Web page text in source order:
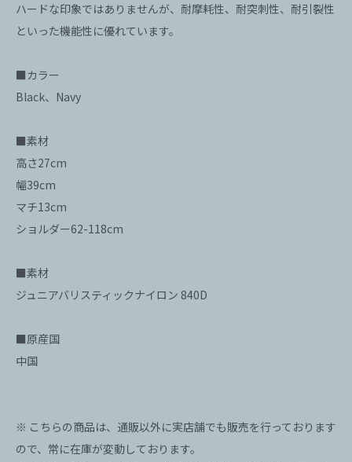
ハードな印象ではありませんが、耐摩耗性、耐突刺性、耐引裂性
といった機能性に優れています。
■カラー
Black、Navy
■素材
高さ27cm
幅39cm
マチ13cm
ショルダー62-118cm
■素材
ジュニアバリスティックナイロン 840D
■原産国
中国
※ こちらの商品は、通販以外に実店舗でも販売を行っております
ので、常に在庫が変動しております。